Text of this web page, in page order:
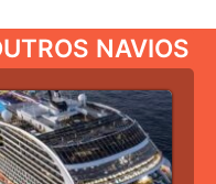
NAVIOS